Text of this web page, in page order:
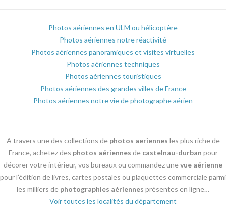
Photos aériennes en ULM ou hélicoptère
Photos aériennes notre réactivité
Photos aériennes panoramiques et visites virtuelles
Photos aériennes techniques
Photos aériennes touristiques
Photos aériennes des grandes villes de France
Photos aériennes notre vie de photographe aérien
A travers une des collections de photos aeriennes les plus riche de
France, achetez des photos aériennes de castelnau-durban pour
décorer votre intérieur, vos bureaux ou commandez unevue aérienne
pour l’édition de livres, cartes postales ou plaquettes commerciale parmi
les milliers de photographies aériennes présentes en ligne…
Voir toutes les localités du département